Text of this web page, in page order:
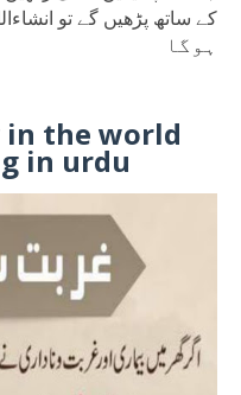
کے ساتھ پڑھیں گے تو
ہوگا
the world
in urdu